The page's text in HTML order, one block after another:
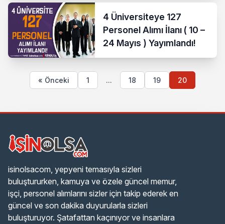
4 Üniversiteye 127
Personel Alımı İlanı ( 10 –
24 Mayıs ) Yayımlandı!
« Önceki 1 ... 18 19 20
isinolsacom, yepyeni temasıyla sizleri
buluştururken, kamuya ve özele güncel memur,
işçi, personel alımlarını sizler için takip ederek en
güncel ve son dakika duyurularla sizleri
buluşturuyor. Şatafattan kaçınıyor ve insanlara